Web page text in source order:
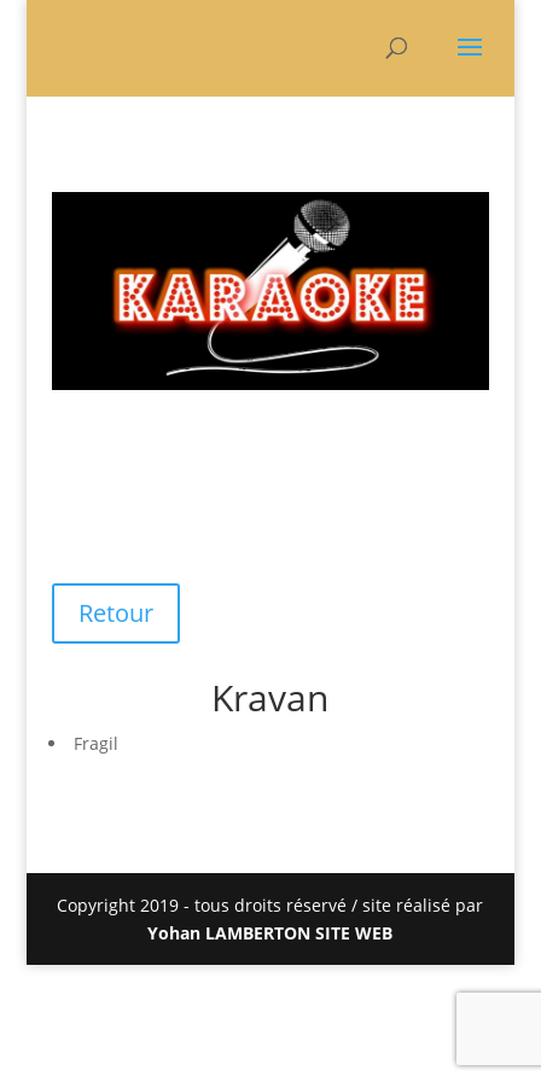
Retour
Kravan
Fragil
Copyright 2019 - tous droits réservé / site réalisé par
Yohan LAMBERTON SITE WEB